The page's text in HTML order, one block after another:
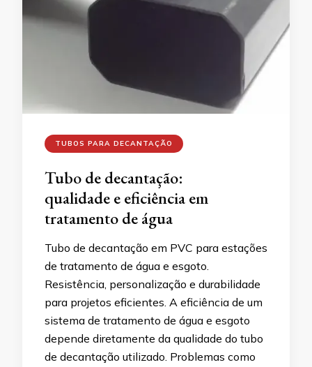
TUBOS PARA DECANTAÇÃO
Tubo de decantação:
qualidade e eficiência em
tratamento de água
Tubo de decantação em PVC para estações
de tratamento de água e esgoto.
Resistência, personalização e durabilidade
para projetos eficientes. A eficiência de um
sistema de tratamento de água e esgoto
depende diretamente da qualidade do tubo
de decantação utilizado. Problemas como